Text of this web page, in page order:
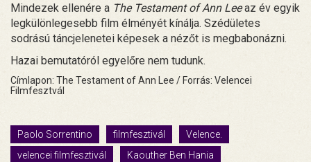
Mindezek ellenére a The Testament of Ann Leeaz év egyik
legkülönlegesebb film élményét kínálja. Szédületes
sodrású táncjelenetei képesek a nézőt is megbabonázni.
Hazai bemutatóról egyelőre nem tudunk.
Címlapon: The Testament of Ann Lee / Forrás: Velencei
Filmfesztvál
Paolo Sorrentino filmfesztivál
Velence.
velencei filmfesztivál
Kaouther Ben Hania